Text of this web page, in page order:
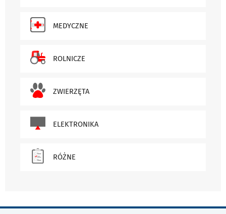
MEDYCZNE
ROLNICZE
ZWIERZĘTA
ELEKTRONIKA
RÓŻNE